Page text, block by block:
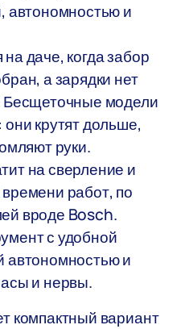
автономностью и
даче, когда забор
а зарядки нет
Бесщеточные модели
крутят дольше,
руки.
на сверление и
работ, по
вроде Bosch.
с удобной
автономностью и
и нервы.
компактный вариант